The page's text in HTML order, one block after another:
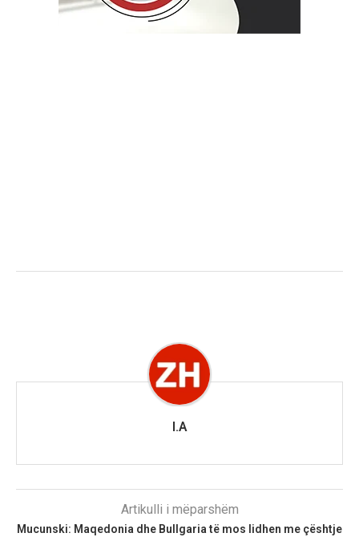
I.A
Artikulli i mëparshëm
Mucunski: Maqedonia dhe Bullgaria të mos lidhen me çështje